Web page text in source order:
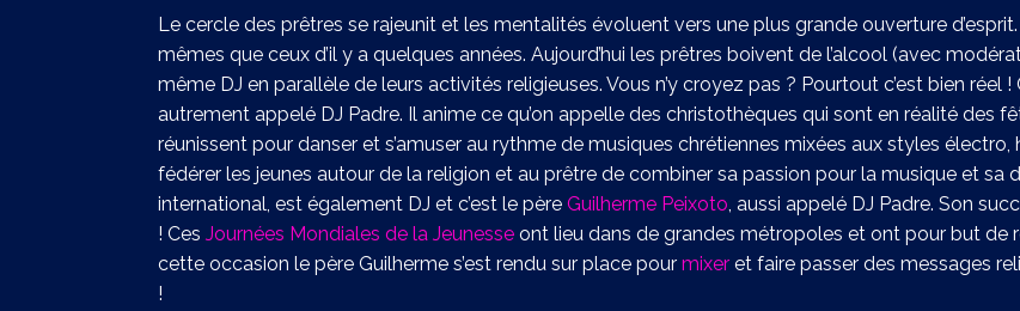
Le cercle des prêtres se rajeunit et les mentalités évoluent vers une plus grande ouverture
mêmes que ceux d’il y a quelques années. Aujourd’hui les prêtres boivent de l’alcool (avec
même DJ en parallèle de leurs activités religieuses. Vous n’y croyez pas ? Pourtout c’est bien réel
autrement appelé DJ Padre. Il anime ce qu’on appelle des christothèques qui sont en réalité des
réunissent pour danser et s’amuser au rythme de musiques chrétiennes mixées aux styles
fédérer les jeunes autour de la religion et au prêtre de combiner sa passion pour la musique et sa
international, est également DJ et c’est le père Guilherme Peixoto , aussi appelé DJ Padre. Son
! Ces Journées Mondiales de la Jeunesse ont lieu dans de grandes métropoles et ont pour but de
cette occasion le père Guilherme s’est rendu sur place pour mixer et faire passer des messages
!